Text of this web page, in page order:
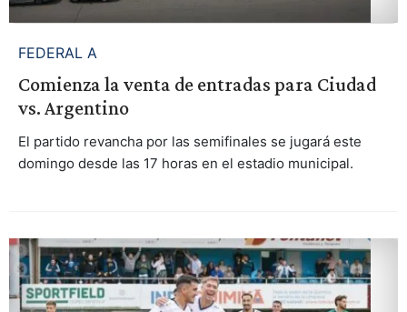
FEDERAL A
Comienza la venta de entradas para Ciudad
vs. Argentino
El partido revancha por las semifinales se jugará este
domingo desde las 17 horas en el estadio municipal.